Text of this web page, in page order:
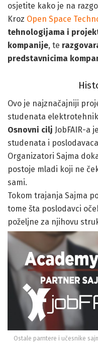
osjetite kako je na
Kroz Open Space
tehnologijama i
kompanije, te
predstavnicima
Ovo je najznačajniji
studenata
Osnovni cilj JobFAIR-a
studenata i
Organizatori Sajma
postoje mladi koji ne
sami.
Tokom trajanja Sajma
tome šta poslodavci
poželjne za njihovu
Ostale parntere i učesnike